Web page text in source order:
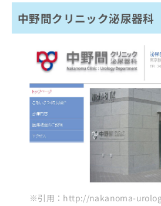
中野間クリニック泌尿器科
※引用：http://nakanoma-